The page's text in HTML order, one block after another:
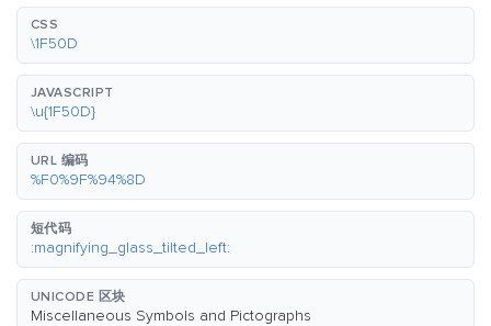
CSS
\1F50D
JAVASCRIPT
\u{1F50D}
URL 编码
%F0%9F%94%8D
短代码
:magnifying_glass_tilted_left:
UNICODE 区块
Miscellaneous Symbols and Pictographs